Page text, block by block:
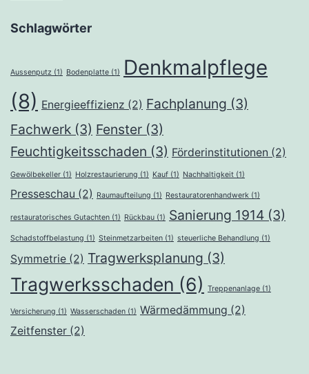
Schlagwörter
Aussenputz (1) Bodenplatte (1)
Denkmalpflege
(8) Energieeffizienz (2) Fachplanung (3)
Fachwerk (3) Fenster (3)
Feuchtigkeitsschaden (3) Förderinstitutionen (2)
Gewölbekeller (1) Holzrestaurierung (1) Kauf (1) Nachhaltigkeit (1)
Presseschau (2) Raumaufteilung (1) Restauratorenhandwerk (1)
restauratorisches Gutachten (1) Rückbau (1) Sanierung 1914 (3)
Schadstoffbelastung (1) Steinmetzarbeiten (1) steuerliche Behandlung (1)
Symmetrie (2) Tragwerksplanung (3)
Tragwerksschaden (6) Treppenanlage (1)
Versicherung (1) Wasserschaden (1) Wärmedämmung (2)
Zeitfenster (2)